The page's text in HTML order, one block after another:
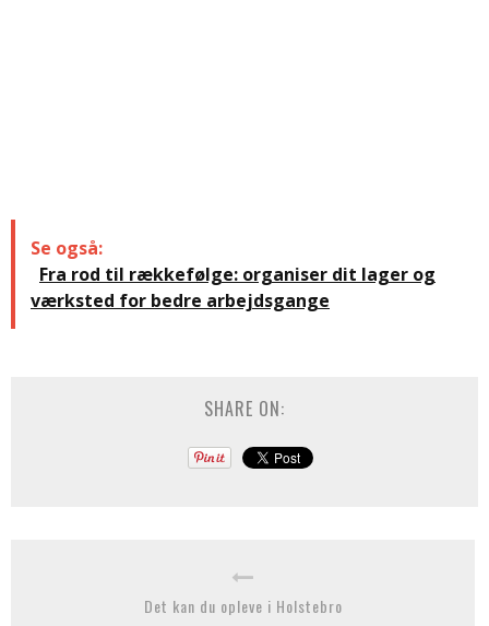
Se også:
Fra rod til rækkefølge: organiser dit lager og
værksted for bedre arbejdsgange
SHARE ON:
Det kan du opleve i Holstebro